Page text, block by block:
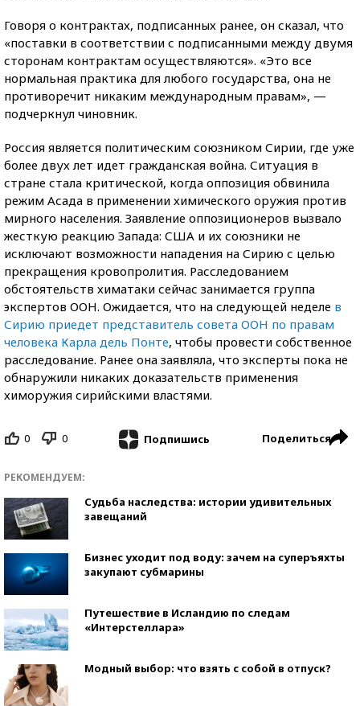
Говоря о контрактах, подписанных ранее, он сказал, что
«поставки в соответствии с подписанными между двумя
сторонам контрактам осуществляются». «Это все
нормальная практика для любого государства, она не
противоречит никаким международным правам», —
подчеркнул чиновник.
Россия является политическим союзником Сирии, где уже
более двух лет идет гражданская война. Ситуация в
стране стала критической, когда оппозиция обвинила
режим Асада в применении химического оружия против
мирного населения. Заявление оппозиционеров вызвало
жесткую реакцию Запада: США и их союзники не
исключают возможности нападения на Сирию с целью
прекращения кровопролития. Расследованием
обстоятельств химатаки сейчас занимается группа
экспертов ООН. Ожидается, что на следующей неделе в
Сирию приедет представитель совета ООН по правам
человека Карла дель Понте, чтобы провести собственное
расследование. Ранее она заявляла, что эксперты пока не
обнаружили никаких доказательств применения
химоружия сирийскими властями.
0 0 Подпишись Поделиться
РЕКОМЕНДУЕМ:
Судьба наследства: истории удивительных
завещаний
Бизнес уходит под воду: зачем на суперъяхты
закупают субмарины
Путешествие в Исландию по следам
«Интерстеллара»
Модный выбор: что взять с собой в отпуск?